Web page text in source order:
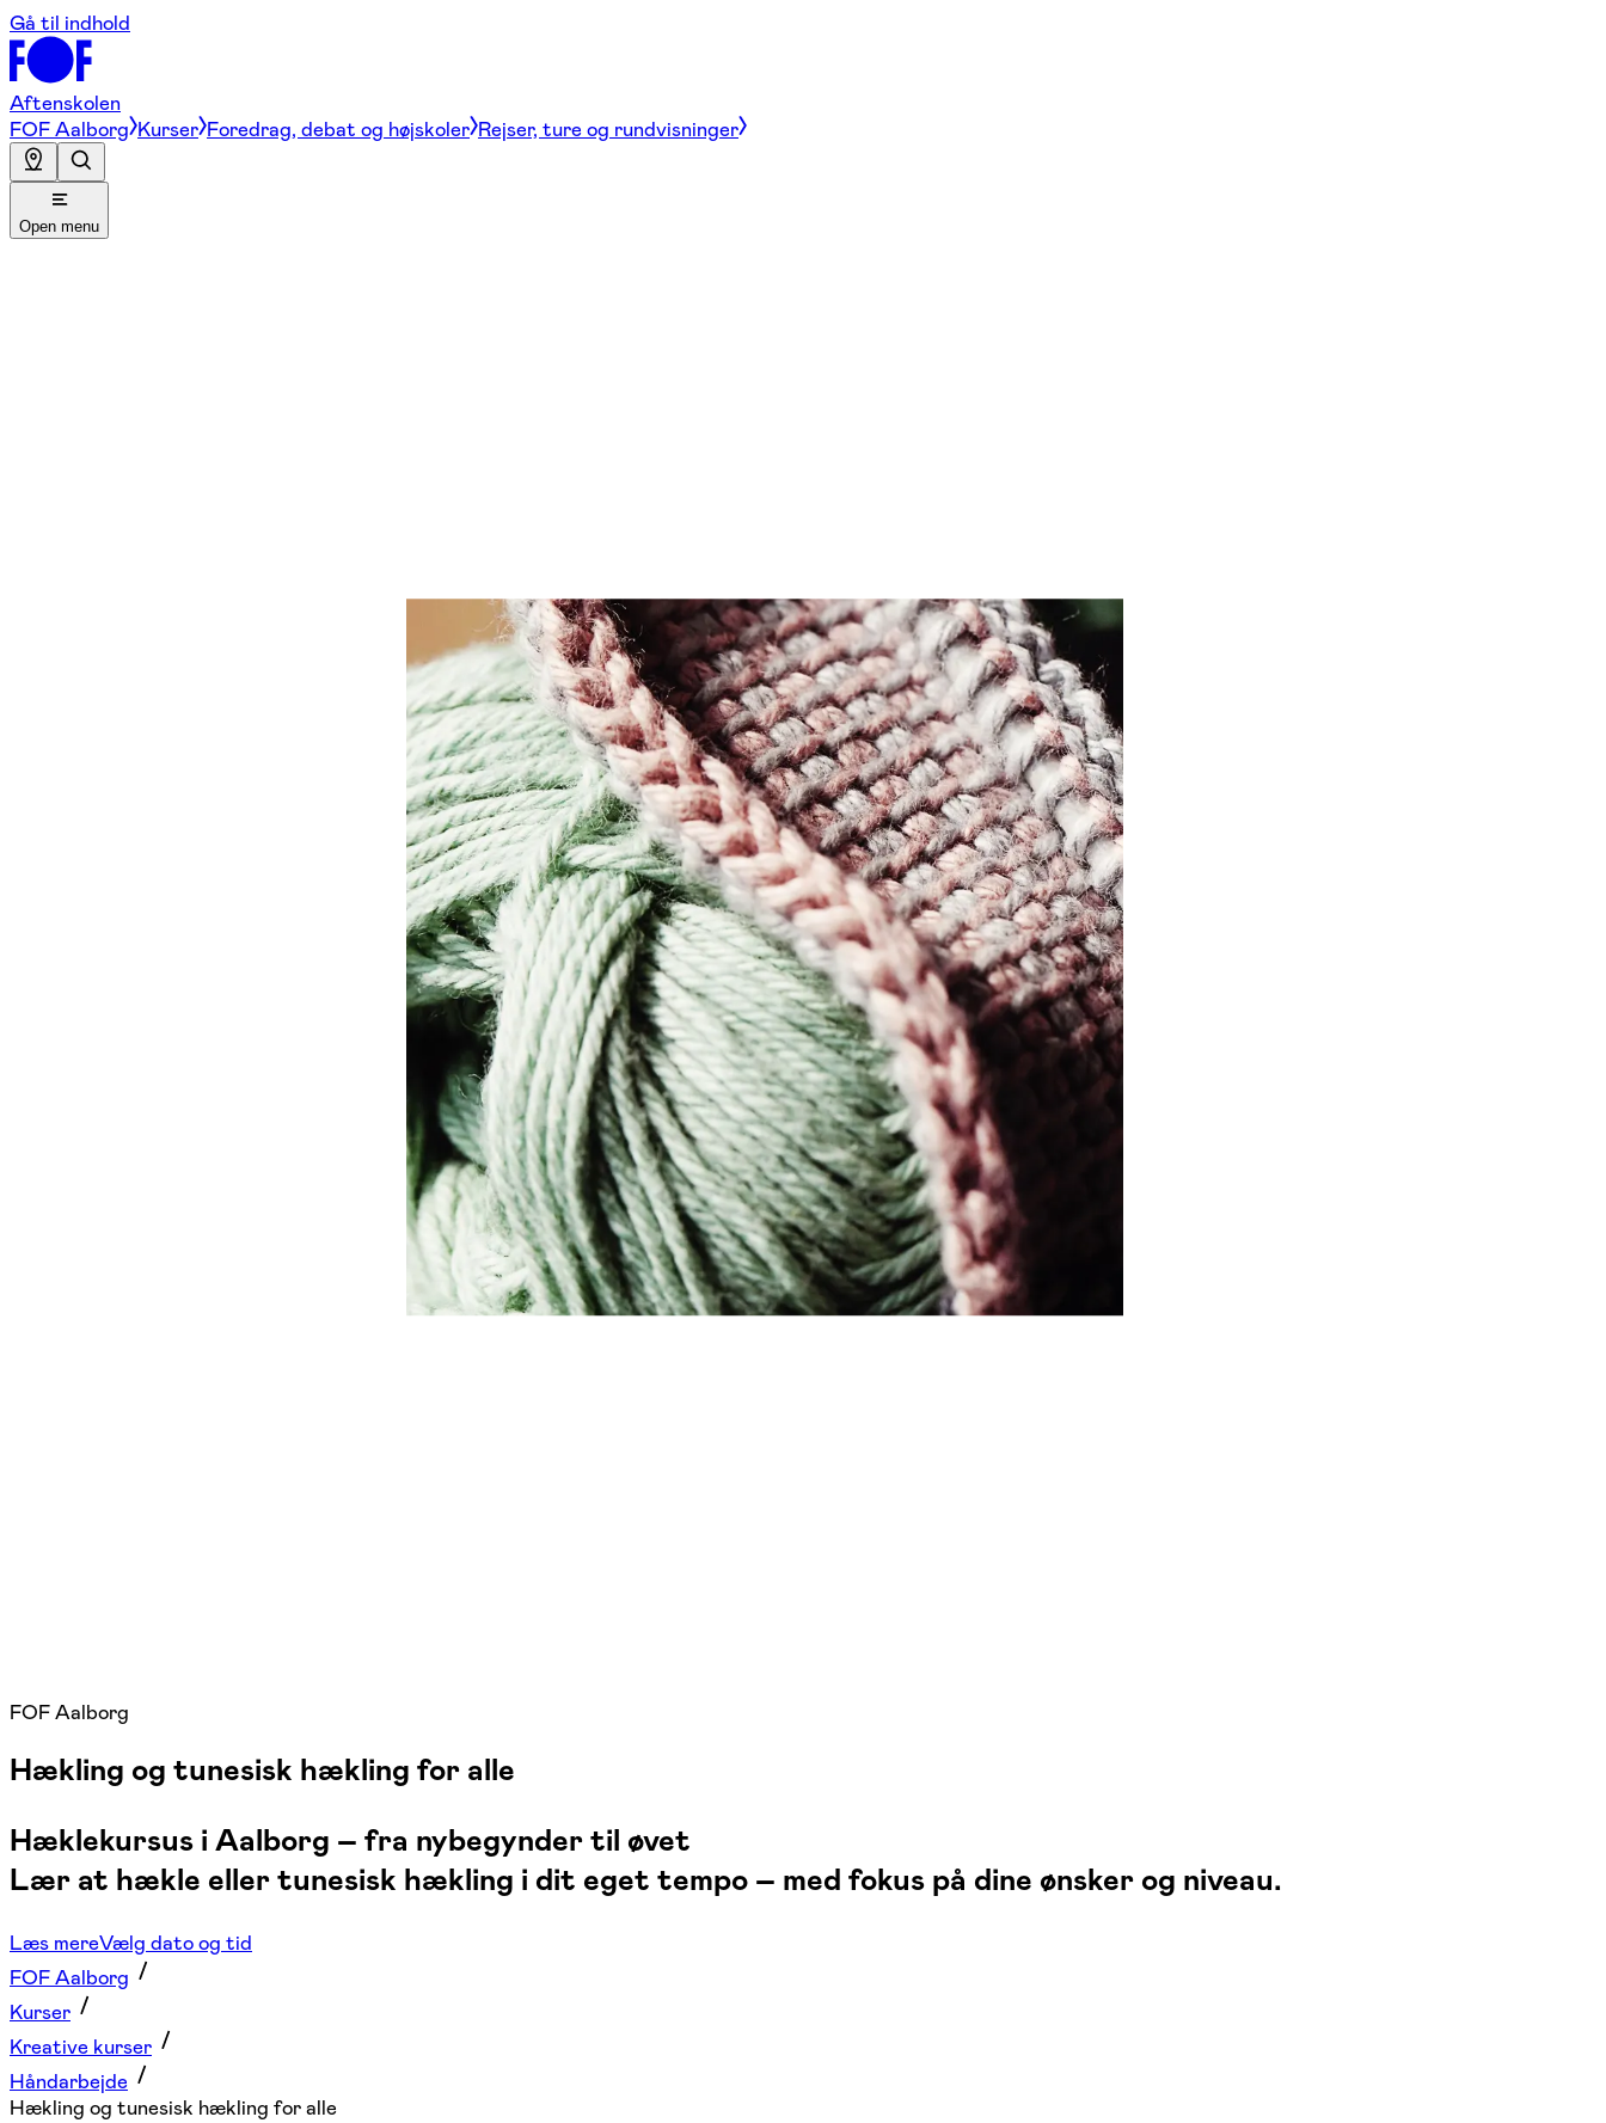
Gå til indhold
Aftenskolen
FOF Aalborg Kurser Foredrag, debat og højskoler Rejser, ture og rundvisninger
Open menu
FOF Aalborg
Hækling og tunesisk hækling for alle
Hæklekursus i Aalborg – fra nybegynder til øvet
Lær at hækle eller tunesisk hækling i dit eget tempo – med fokus på dine ønsker og niveau.
Læs mereVælg dato og tid
FOF Aalborg
Kurser
Kreative kurser
Håndarbejde
Hækling og tunesisk hækling for alle